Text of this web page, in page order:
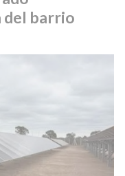
del barrio